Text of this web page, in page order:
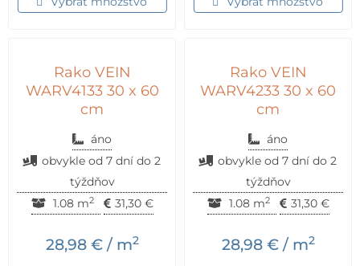
Rako VEIN
WARV4133 30 x 60
cm
áno
obvykle od 7 dní do 2
týždňov
1.08 m2 31,30 €
28,98 €/ m2
Rako VEIN
WARV4233 30 x 60
cm
áno
obvykle od 7 dní do 2
týždňov
1.08 m2 31,30 €
28,98 €/ m2